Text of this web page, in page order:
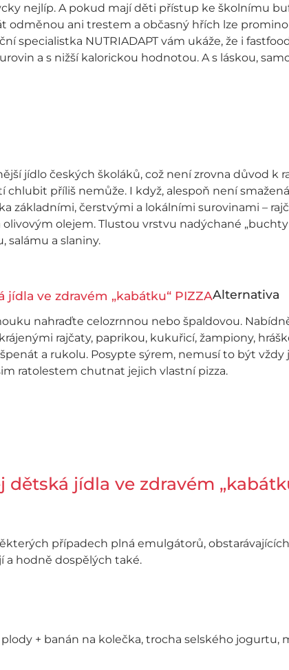
nejlíp. A pokud mají děti přístup ke školnímu
odměnou ani trestem a občasný hřích lze
specialistka NUTRIADAPT vám ukáže, že i
a s nižší kalorickou hodnotou. A s láskou,
jídlo českých školáků, což není zrovna důvod k
chlubit příliš nemůže. I když, alespoň není
základními, čerstvými a lokálními surovinami –
olejem. Tlustou vrstvu nadýchané
salámu a slaniny.
Alternativa
nahraďte celozrnnou nebo špaldovou.
rajčaty, paprikou, kukuřicí, žampiony,
a rukolu. Posypte sýrem, nemusí to být
ratolestem chutnat jejich vlastní pizza.
případech plná emulgátorů,
a hodně dospělých také.
+ banán na kolečka, trocha selského jogurtu,